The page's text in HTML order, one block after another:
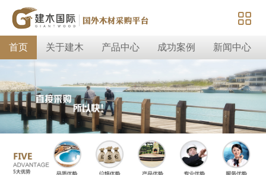
首页 关于建木 产品中心 成功案例 新闻中心